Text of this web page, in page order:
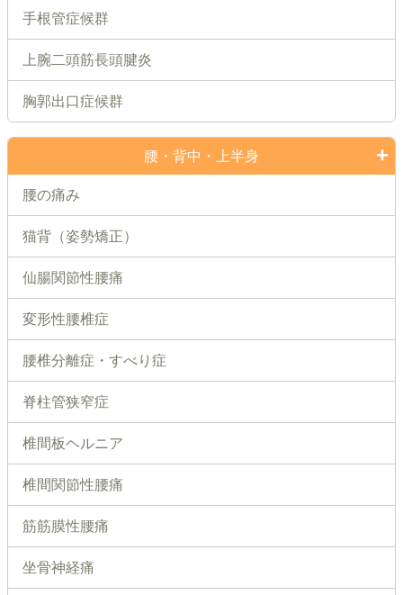
手根管症候群
上腕二頭筋長頭腱炎
胸郭出口症候群
腰・背中・上半身
腰の痛み
猫背（姿勢矯正）
仙腸関節性腰痛
変形性腰椎症
腰椎分離症・すべり症
脊柱管狭窄症
椎間板ヘルニア
椎間関節性腰痛
筋筋膜性腰痛
坐骨神経痛